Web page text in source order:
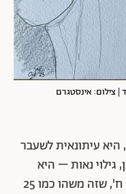
| צילום: אינסטגרם
היא עיתונאית לשעבר
גילוי נאות – היא
אחת מחברותיי הטובות כבר מכיתה ח', שזה משהו כמו 25